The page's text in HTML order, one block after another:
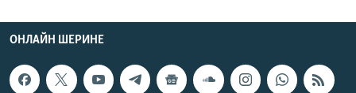
ОНЛАЙН ШЕРИНЕ